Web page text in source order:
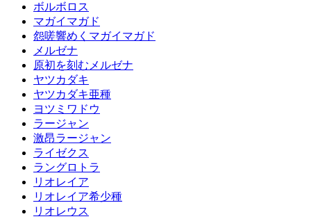
ボルボロス
マガイマガド
怨嗟響めくマガイマガド
メルゼナ
原初を刻むメルゼナ
ヤツカダキ
ヤツカダキ亜種
ヨツミワドウ
ラージャン
激昂ラージャン
ライゼクス
ラングロトラ
リオレイア
リオレイア希少種
リオレウス